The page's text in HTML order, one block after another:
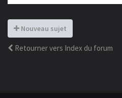
Nouveau sujet
Retourner vers Index du forum